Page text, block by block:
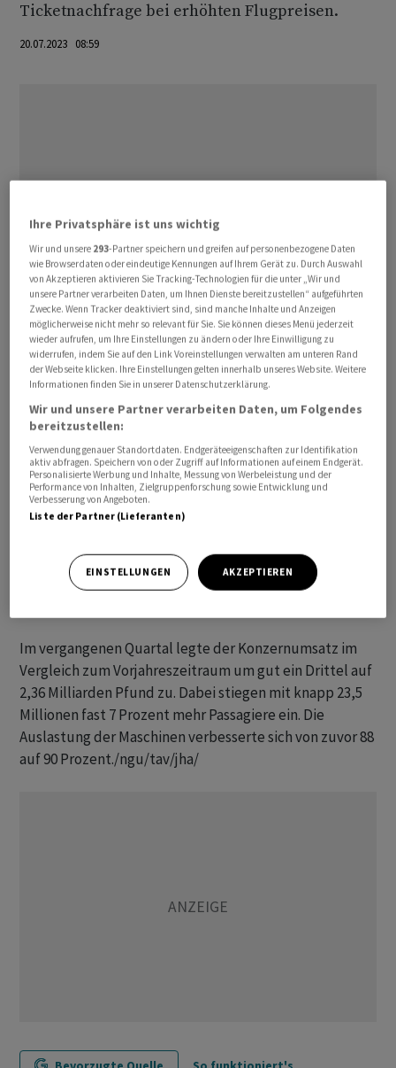
Ticketnachfrage bei erhöhten Flugpreisen.
20.07.2023 08:59
Die Konzernführung erwartet auch im Abschlussquartal
einen hohen Vorsteuergewinn. Allerdings stehe die
Flugbranche in diesem Sommer vor wachsenden
Herausforderungen, mahnte das Management. Es
verwies unter anderem auf verstärkte
Luftraumbeschränkungen, die Betriebsverzögerungen
zur Folge haben könnten. Zudem streiken den Angaben
als noch vor der Corona-Pandemie. Anfang des Monats
hatte Easyjet daher bereits 1700 Flüge für diesen
Im vergangenen Quartal legte der Konzernumsatz im
Vergleich zum Vorjahreszeitraum um gut ein Drittel auf
2,36 Milliarden Pfund zu. Dabei stiegen mit knapp 23,5
Millionen fast 7 Prozent mehr Passagiere ein. Die
Auslastung der Maschinen verbesserte sich von zuvor 88
auf 90 Prozent./ngu/tav/jha/
Ihre Privatsphäre ist uns wichtig
Wir und unsere 293-Partner speichern und greifen auf personenbezogene Daten
wie Browserdaten oder eindeutige Kennungen auf Ihrem Gerät zu. Durch Auswahl
von Akzeptieren aktivieren Sie Tracking-Technologien für die unter „Wir und
unsere Partner verarbeiten Daten, um Ihnen Dienste bereitzustellen“ aufgeführten
Zwecke. Wenn Tracker deaktiviert sind, sind manche Inhalte und Anzeigen
möglicherweise nicht mehr so relevant für Sie. Sie können dieses Menü jederzeit
wieder aufrufen, um Ihre Einstellungen zu ändern oder Ihre Einwilligung zu
widerrufen, indem Sie auf den Link Voreinstellungen verwalten am unteren Rand
der Webseite klicken. Ihre Einstellungen gelten innerhalb unseres Website. Weitere
Informationen finden Sie in unserer Datenschutzerklärung.
Wir und unsere Partner verarbeiten Daten, um Folgendes
bereitzustellen:
Verwendung genauer Standortdaten. Endgeräteeigenschaften zur Identifikation
aktiv abfragen. Speichern von oder Zugriff auf Informationen auf einem Endgerät.
Personalisierte Werbung und Inhalte, Messung von Werbeleistung und der
Performance von Inhalten, Zielgruppenforschung sowie Entwicklung und
Verbesserung von Angeboten.
Liste der Partner (Lieferanten)
EINSTELLUNGEN AKZEPTIEREN